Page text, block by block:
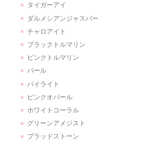
タイガーアイ
ダルメシアンジャスパー
チャロアイト
ブラックトルマリン
ピンクトルマリン
パール
パイライト
ピンクオパール
ホワイトコーラル
グリーンアメジスト
ブラッドストーン